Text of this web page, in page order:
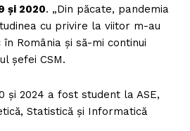
și 2020. „Din păcate, pandemia
cu privire la viitor m-au
România și să-mi continui
șefei CSM.
și 2024 a fost student la ASE,
Statistică și Informatică